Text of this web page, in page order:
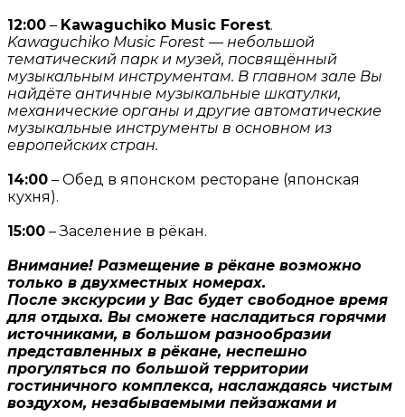
12:00 – Kawaguchiko Music Forest.
Kawaguchiko Music Forest — небольшой
тематический парк и музей, посвящённый
музыкальным инструментам. В главном зале Вы
найдёте античные музыкальные шкатулки,
механические органы и другие автоматические
музыкальные инструменты в основном из
европейских стран.
14:00 – Обед в японском ресторане (японская
кухня).
15:00 – Заселение в рёкан.
Внимание! Размещение в рёкане возможно
только в двухместных номерах.
После экскурсии у Вас будет свободное время
для отдыха. Вы сможете насладиться горячми
источниками, в большом разнообразии
представленных в рёкане, неспешно
прогуляться по большой территории
гостиничного комплекса, наслаждаясь чистым
воздухом, незабываемыми пейзажами и